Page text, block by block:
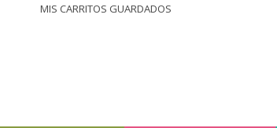
MIS CARRITOS GUARDADOS